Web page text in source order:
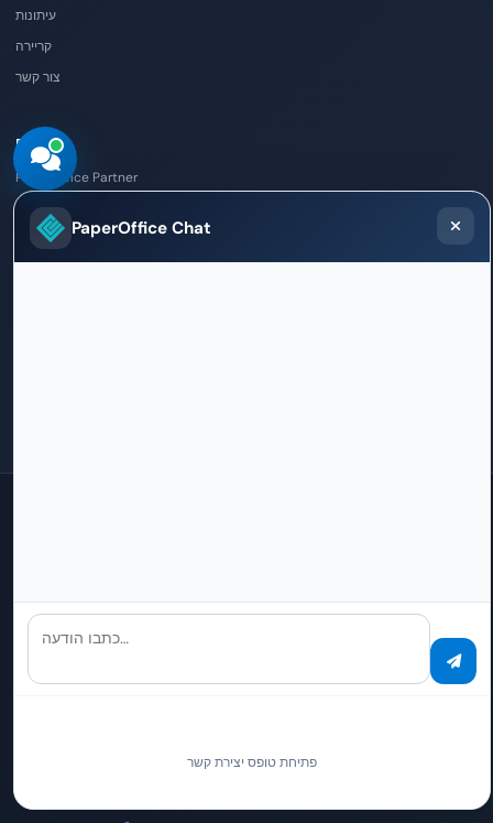
עיתונות
קריירה
צור קשר
שותפים
PaperOffice Partner
למצוא שותף
אפשרויות AI-DMS
Weltpoststrasse 5
PaperOffice Chat
פתיחת טופס יצירת קשר